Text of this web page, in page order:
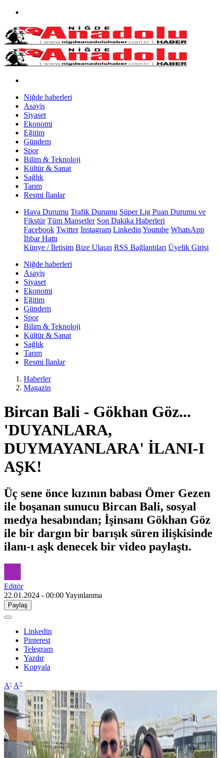
Niğde haberleri
Asayiş
Siyaset
Ekonomi
Eğitim
Gündem
Spor
Bilim & Teknoloji
Kültür & Sanat
Sağlık
Tarım
Resmi İlanlar
Hava Durumu Trafik Durumu Süper Lig Puan Durumu ve
Fikstür Tüm Manşetler Son Dakika Haberleri
Facebook Twitter Instagram Linkedin Youtube WhatsApp
İhbar Hattı
Künye / İletişim Bize Ulaşın RSS Bağlantıları Üyelik Girişi
Niğde haberleri
Asayiş
Siyaset
Ekonomi
Eğitim
Gündem
Spor
Bilim & Teknoloji
Kültür & Sanat
Sağlık
Tarım
Resmi İlanlar
Haberler
Magazin
Bircan Bali - Gökhan Göz...
'DUYANLARA,
DUYMAYANLARA' İLANI-I
AŞK!
Üç sene önce kızının babası Ömer Gezen
ile boşanan sunucu Bircan Bali, sosyal
medya hesabından; İşinsanı Gökhan Göz
ile bir dargın bir barışık süren ilişkisinde
ilanı-ı aşk denecek bir video paylaştı.
Editör
22.01.2024 - 00:00Yayınlanma
Paylaş
Linkedin
Pinterest
Telegram
Yazdır
Kopyala
A- A+